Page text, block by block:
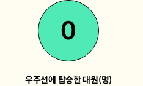
0
우주선에 탑승한 대원(명)